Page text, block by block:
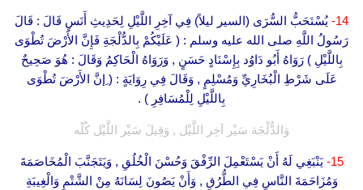
14- يُسْتَحَبُّ السُّرَى (السير ليلاً) فِي آخِرِ اللَّيْلِ لِحَدِيثِ أَنَسٍ قَالَ : قَالَ
رَسُولُ اللَّهِ صلى الله عليه وسلم : ( عَلَيْكُمْ بِالدُّلْجَةِ فَإِنَّ الأَرْضَ تُطْوَى
بِاللَّيْلِ ) رَوَاهُ أَبُو دَاوُد بِإِسْنَادٍ حَسَنٍ , وَرَوَاهُ الْحَاكِمُ وَقَالَ : هُوَ صَحِيحٌ
عَلَى شَرْطِ الْبُخَارِيِّ وَمُسْلِمٍ , وَقَالَ فِي رِوَايَةٍ : ( ِإنَّ الأَرْضَ تُطْوَى
بِاللَّيْلِ لِلْمُسَافِرِ ) .
وَالدُّلْجَة سَيْر آخِر اللَّيْل , وَقِيلَ سَيْر اللَّيْل كُلّه
15- يَنْبَغِي لَهُ أَنْ يَسْتَعْمِلَ الرِّفْقَ وَحُسْنَ الْخُلُقِ , وَيَتَجَنَّبَ الْمُخَاصَمَةَ
وَمُزَاحَمَةَ النَّاسِ فِي الطُّرُقِ , وَأَنْ يَصُونَ لِسَانَهُ مِنْ الشَّتْمِ وَالْغِيبَةِ